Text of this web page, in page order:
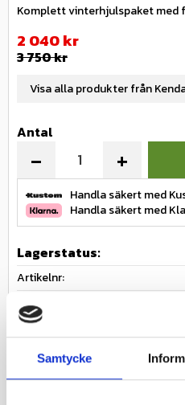
Samtycke
Komplett vinterhjulspaket med
Nedsatt pris:
2 040kr
Ordinarie pris:
3 750kr
Antal
+
-
Handla säkert med
Handla säkert med
Lagerstatus
Artikelnr
Tillverkare
Fråga
Visa alla produkter från
Ge ett omdöme!